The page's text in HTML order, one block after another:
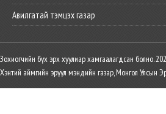
Авилгатай тэмцэх газар
Зохиогчийн бүх эрх хуулиар хамгаалагдсан болно.
Хэнтий аймгийн эрүүл мэндийн газар, Монгол Улсын